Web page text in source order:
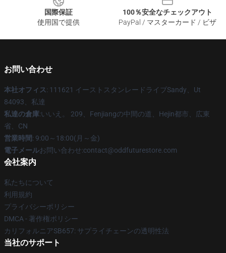
国際保証
使用国で提供
100％安全なチェックアウト
PayPal / マスターカード / ビザ
お問い合わせ
本社オフィス: 111621 イーストスタンレードライブSandy、Ut
84093、私達
私達の倉庫:いいえ。 209、Fenjiangの中間の道、Hejin都市、広東
省、CN
営業時間: 9:00～18:00(月～金)
電子メールお問い合わせ:contact@oddfuturestore.com
会社案内
私たちについて
利用規約
プライバシーポリシー
DMCA - 著作権ポリシー
カリフォルニアSB657: サプライチェーンの透明性法
当社のサポート